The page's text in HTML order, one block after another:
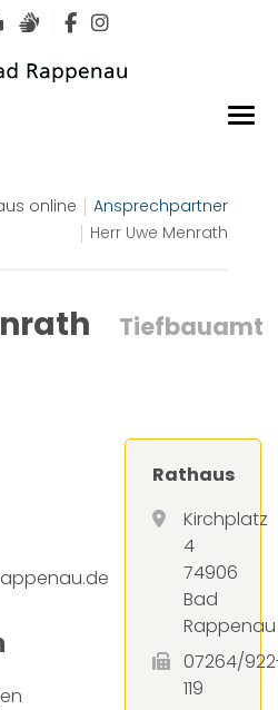
Leichte Sprache
Gebärdensprachen
online
Ansprechpartner
Herr Uwe Menrath
Tiefbauamt
Rathaus
Kirchplatz
4
74906
Bad
Rappenau
07264/
119